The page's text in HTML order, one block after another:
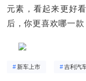
元素，看起来更好
后，你更喜欢哪一款
#新车上市 #吉利汽